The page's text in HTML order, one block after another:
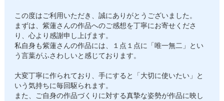
この度はご利用いただき、誠にありがとうございました。
まずは、紫蓮さんの作品へのご感想を丁寧にお寄せくださ
り、心より感謝申し上げます。
私自身も紫蓮さんの作品には、１点１点に「唯一無二」とい
う言葉がふさわしいと感じております。
大変丁寧に作られており、手にすると「大切に使いたい」と
いう気持ちに毎回駆られます。
また、ご自身の作品づくりに対する真摯な姿勢が作品に映し